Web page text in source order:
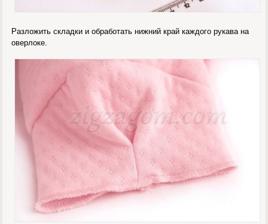
Разложить складки и обработать нижний край каждого рукава на
оверлоке.